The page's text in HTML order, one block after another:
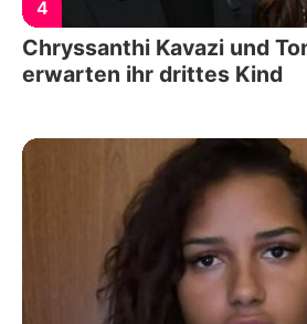
4
Chryssanthi Kavazi und
erwarten ihr drittes Kind